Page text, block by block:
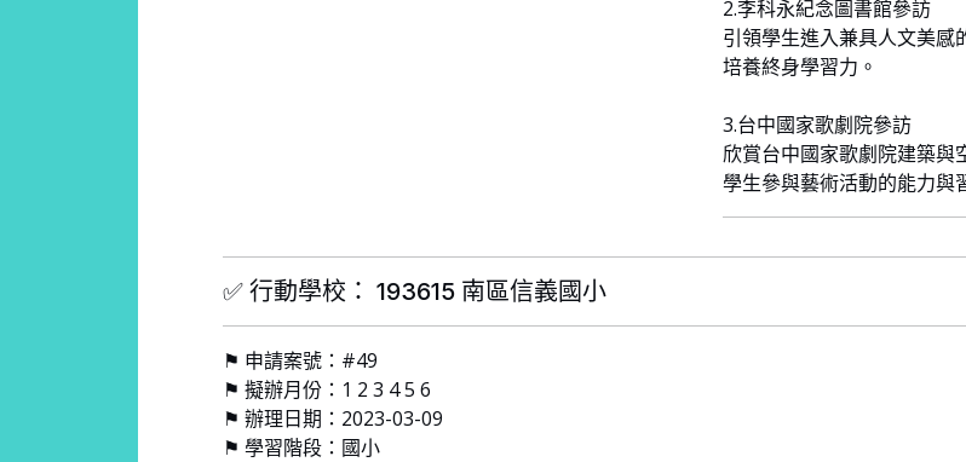
2.李科永紀念圖書館參訪
引領學生進入兼具人文美感
培養終身學習力。
3.台中國家歌劇院參訪
欣賞台中國家歌劇院建築與
學生參與藝術活動的能力與
✅ 行動學校： 193615 南區信義國小
⚑ 申請案號：#49
⚑ 擬辦月份：1 2 3 4 5 6
⚑ 辦理日期：2023-03-09
⚑ 學習階段：國小